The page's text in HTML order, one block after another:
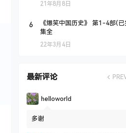
21年8月8日
6
《爆笑中国历史》 第1-4部(已完结
集全
22年3月4日
最新评论
helloworld
多谢